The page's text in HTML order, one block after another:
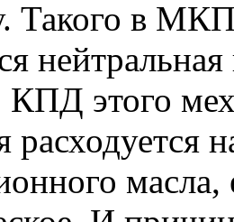
Такого в
КПД этого
расходуется
масла,